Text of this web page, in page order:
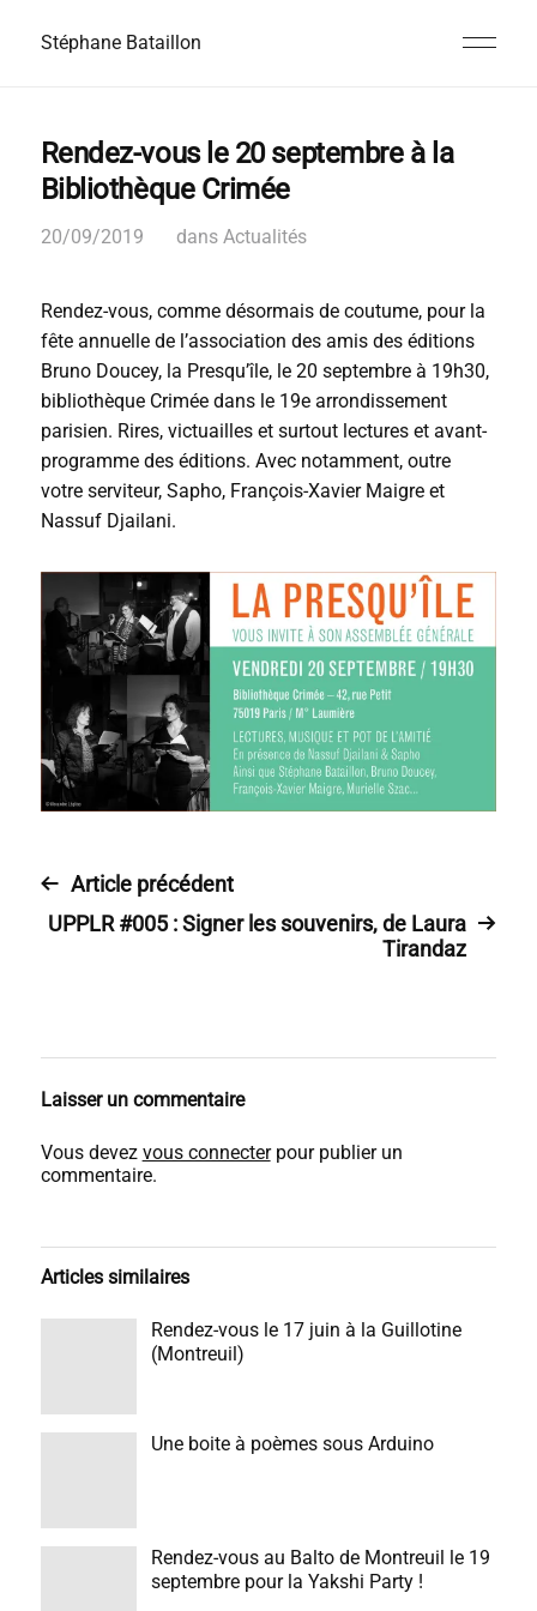
Stéphane Bataillon
Rendez-vous le 20 septembre à la
Bibliothèque Crimée
20/09/2019 dans Actualités
Rendez-vous, comme désormais de coutume, pour la
fête annuelle de l’association des amis des éditions
Bruno Doucey, la Presqu’île, le 20 septembre à 19h30,
bibliothèque Crimée dans le 19e arrondissement
parisien. Rires, victuailles et surtout lectures et avant-
programme des éditions. Avec notamment, outre
votre serviteur, Sapho, François-Xavier Maigre et
Nassuf Djailani.
Article précédent
UPPLR #005 : Signer les souvenirs, de Laura
Tirandaz
Laisser un commentaire
Vous devez vous connecterpour publier un
commentaire.
Articles similaires
Rendez-vous le 17 juin à la Guillotine
(Montreuil)
Une boite à poèmes sous Arduino
Rendez-vous au Balto de Montreuil le 19
septembre pour la Yakshi Party !